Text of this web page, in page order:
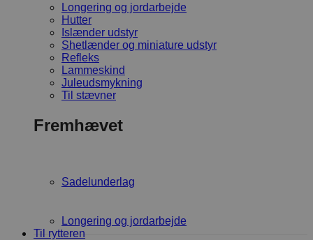
Longering og jordarbejde
Hutter
Islænder udstyr
Shetlænder og miniature udstyr
Refleks
Lammeskind
Juleudsmykning
Til stævner
Fremhævet
Sadelunderlag
Longering og jordarbejde
Til rytteren